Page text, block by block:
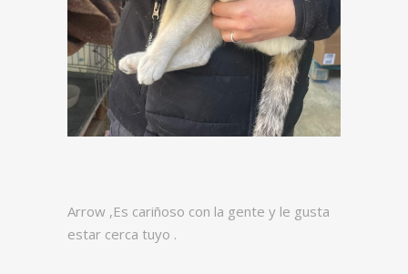
Arrow ,Es cariñoso con la gente y le gusta
estar cerca tuyo .